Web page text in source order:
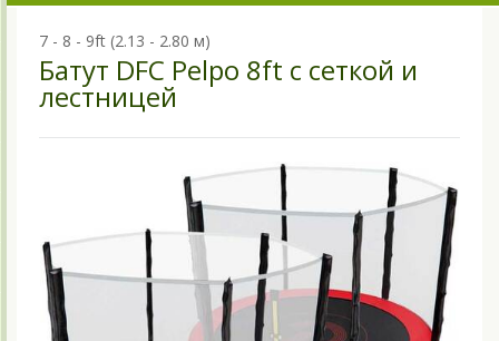
7 - 8 - 9ft (2.13 - 2.80 м)
Батут DFC Pelpo 8ft с сеткой и
лестницей